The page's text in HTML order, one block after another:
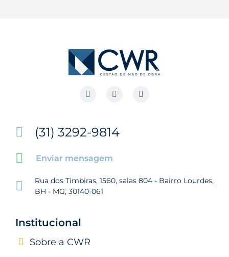
(31) 3292-9814
Enviar mensagem
Rua dos Timbiras, 1560, salas 804 - Bairro Lourdes,
BH - MG, 30140-061
Institucional
Sobre a CWR